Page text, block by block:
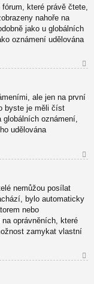
or
které právě čtete,
nahoře na
jako u globálních
oznámení udělována
or
ale jen na první
byste je měli číst
globálních oznámení,
udělována
u
nemůžou posílat
bylo automaticky
nebo
oprávněních, které
zamykat vlastní